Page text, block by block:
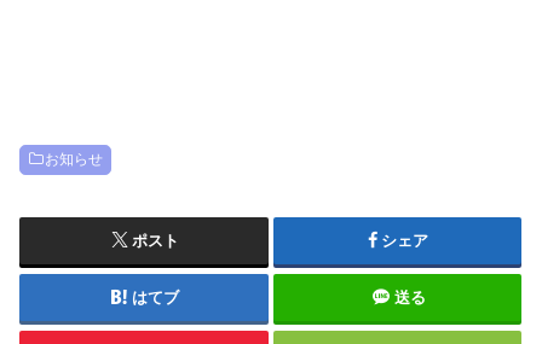
お知らせ
ポスト シェア
はてブ 送る